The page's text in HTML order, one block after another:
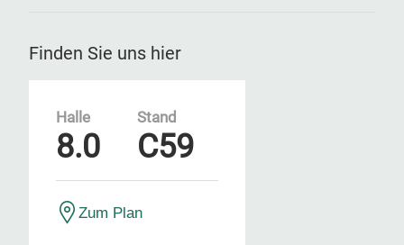
Finden Sie uns hier
Halle
8.0
Stand
C59
Zum Plan